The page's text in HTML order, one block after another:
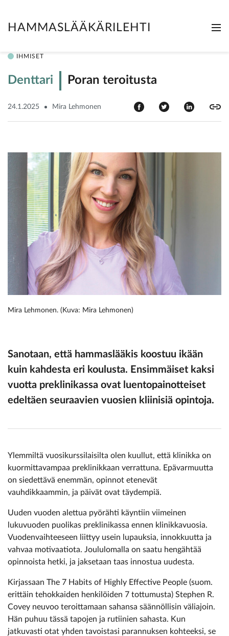
HAMMASLÄÄKÄRILEHTI
IHMISET
Denttari Poran teroitusta
24.1.2025 Mira Lehmonen
Mira Lehmonen. (Kuva: Mira Lehmonen)
Sanotaan, että hammaslääkis koostuu ikään
kuin kahdesta eri koulusta. Ensimmäiset kaksi
vuotta preklinikassa ovat luentopainotteiset
edeltäen seuraavien vuosien kliinisiä opintoja.
Ylemmiltä vuosikurssilaisilta olen kuullut, että klinikka on
kuormittavampaa preklinikkaan verrattuna. Epävarmuutta
on siedettävä enemmän, opinnot etenevät
vauhdikkaammin, ja päivät ovat täydempiä.
Uuden vuoden alettua pyörähti käyntiin viimeinen
lukuvuoden puolikas preklinikassa ennen klinikkavuosia.
Vuodenvaihteeseen liittyy usein lupauksia, innokkuutta ja
vahvaa motivaatiota. Joululomalla on saatu hengähtää
opinnoista hetki, ja jaksetaan taas innostua uudesta.
Kirjassaan The 7 Habits of Highly ­Effective People (suom.
erittäin tehokkaiden henkilöiden 7 tottumusta) Stephen R.
Covey neuvoo teroittamaan sahansa säännöllisin väliajoin.
Hän puhuu tässä tapojen ja rutiinien sahasta. Kun
jatkuvasti otat yhden tavoistasi parannuksen kohteeksi, se